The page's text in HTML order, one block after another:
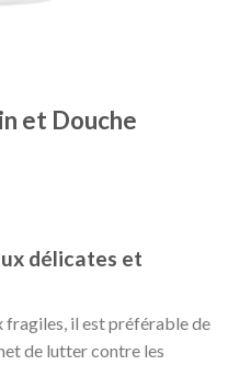
et Douche
délicates et
fragiles, il est préférable de
de lutter contre les